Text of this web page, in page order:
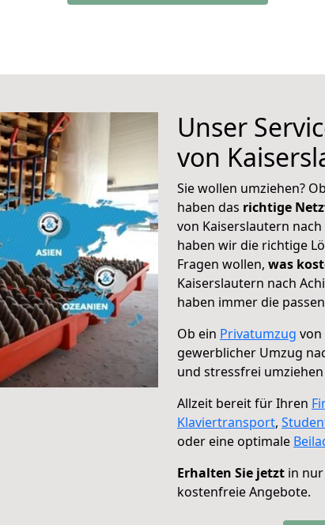
Unser
von
Sie wollen umziehen?
haben das richtige
von Kaiserslautern
haben wir die richtige
Fragen wollen, was
Kaiserslautern nach
haben immer die
Ob ein Privatumzug von
gewerblicher Umzug
und stressfrei
Allzeit bereit für Ihren
Klaviertransport,
oder eine optimale
Erhalten Sie jetzt in
kostenfreie Angebote.